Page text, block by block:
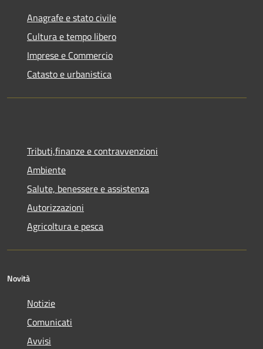
Anagrafe e stato civile
Cultura e tempo libero
Imprese e Commercio
Catasto e urbanistica
Tributi,finanze e contravvenzioni
Ambiente
Salute, benessere e assistenza
Autorizzazioni
Agricoltura e pesca
Novità
Notizie
Comunicati
Avvisi